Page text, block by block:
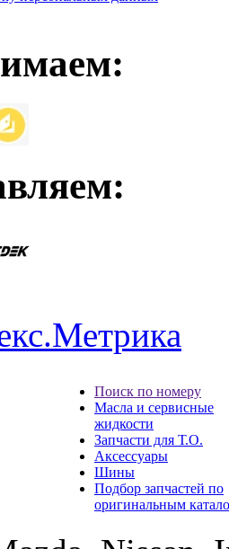
Поиск по номеру
Масла и сервисные
жидкости
Запчасти для Т.О.
Аксессуары
Шины
Подбор запчастей по
оригинальным